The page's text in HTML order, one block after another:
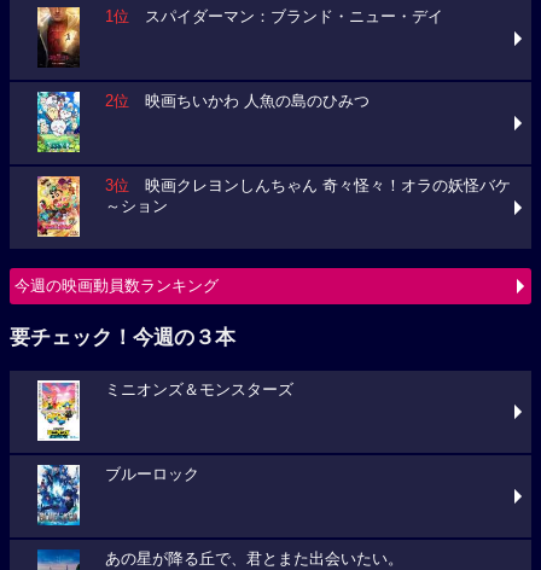
1位 スパイダーマン：ブランド・ニュー・デイ
2位 映画ちいかわ 人魚の島のひみつ
3位 映画クレヨンしんちゃん 奇々怪々！オラの妖怪バケ
～ション
今週の映画動員数ランキング
要チェック！今週の３本
ミニオンズ＆モンスターズ
ブルーロック
あの星が降る丘で、君とまた出会いたい。